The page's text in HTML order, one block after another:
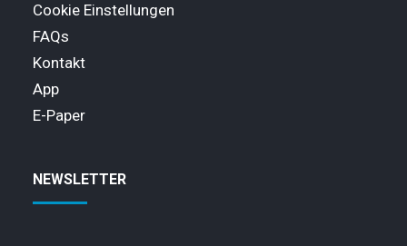
Cookie Einstellungen
FAQs
Kontakt
App
E-Paper
NEWSLETTER